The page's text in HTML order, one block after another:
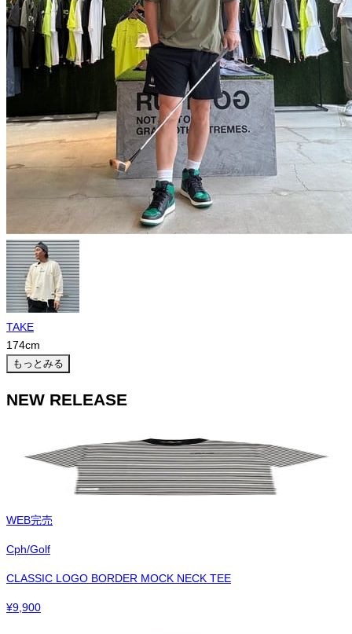
TAKE
174cm
もっとみる
NEW RELEASE
WEB完売
Cph/Golf
CLASSIC LOGO BORDER MOCK NECK TEE
¥9,900